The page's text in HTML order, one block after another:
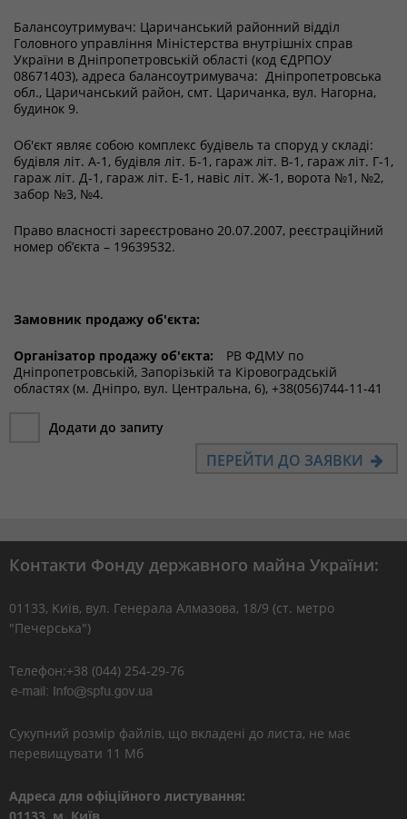
Балансоутримувач: Царичанський районний відділ
Головного управління Міністерства внутрішніх справ
України в Дніпропетровській області (код ЄДРПОУ
08671403), адреса балансоутримувача: Дніпропетровська
обл., Царичанський район, смт. Царичанка, вул. Нагорна,
будинок 9.
Об'єкт являє собою комплекс будівель та споруд у складі:
будівля літ. А-1, будівля літ. Б-1, гараж літ. В-1, гараж літ. Г-1,
гараж літ. Д-1, гараж літ. Е-1, навіс літ. Ж-1, ворота №1, №2,
забор №3, №4.
Право власності зареєстровано 20.07.2007, реєстраційний
номер об’єкта – 19639532.
Замовник продажу об'єкта:
Організатор продажу об'єкта:
РВ ФДМУ по
Дніпропетровській, Запорізькій та Кіровоградській
областях (м. Дніпро, вул. Центральна, 6), +38(056)744-11-41
Додати до запиту
ПЕРЕЙТИ ДО ЗАЯВКИ
Контакти Фонду державного майна України:
01133, Kиїв, вул. Генерала Алмазова, 18/9 (ст. метро
"Печерська")
Телефон:+38 (044) 254-29-76
Сукупний розмір файлів, що вкладені до листа, не має
перевищувати 11 Мб
Адреса для офіційного листування: